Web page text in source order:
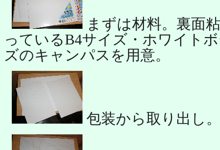
まずは材料。裏面
っているB4サイズ・ホワイト
ズのキャンパスを用意。
包装から取り出し